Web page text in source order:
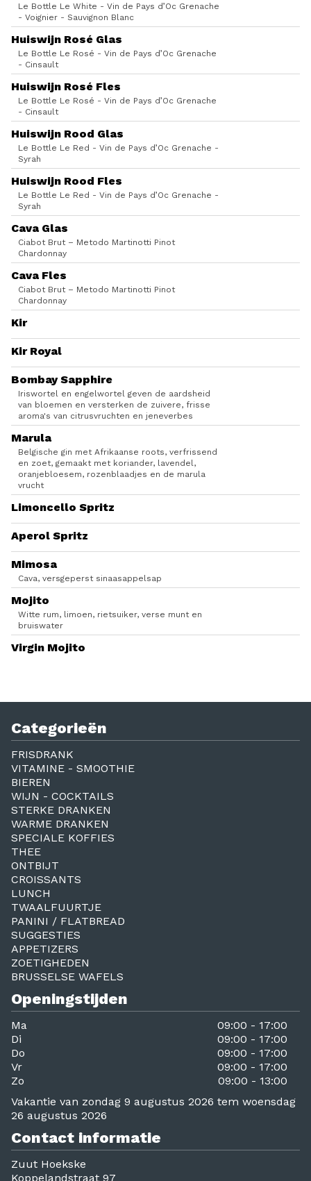
Le Bottle Le White - Vin de Pays d’Oc Grenache
- Voignier - Sauvignon Blanc
Huiswijn Rosé Glas
Le Bottle Le Rosé - Vin de Pays d’Oc Grenache
- Cinsault
Huiswijn Rosé Fles
Le Bottle Le Rosé - Vin de Pays d’Oc Grenache
- Cinsault
Huiswijn Rood Glas
Le Bottle Le Red - Vin de Pays d’Oc Grenache -
Syrah
Huiswijn Rood Fles
Le Bottle Le Red - Vin de Pays d’Oc Grenache -
Syrah
Cava Glas
Ciabot Brut – Metodo Martinotti Pinot
Chardonnay
Cava Fles
Ciabot Brut – Metodo Martinotti Pinot
Chardonnay
Kir
Kir Royal
Bombay Sapphire
Iriswortel en engelwortel geven de aardsheid
van bloemen en versterken de zuivere, frisse
aroma's van citrusvruchten en jeneverbes
Marula
Belgische gin met Afrikaanse roots, verfrissend
en zoet, gemaakt met koriander, lavendel,
oranjebloesem, rozenblaadjes en de marula
vrucht
Limoncello Spritz
Aperol Spritz
Mimosa
Cava, versgeperst sinaasappelsap
Mojito
Witte rum, limoen, rietsuiker, verse munt en
bruiswater
Virgin Mojito
Categorieën
FRISDRANK
VITAMINE - SMOOTHIE
BIEREN
WIJN - COCKTAILS
STERKE DRANKEN
WARME DRANKEN
SPECIALE KOFFIES
THEE
ONTBIJT
CROISSANTS
LUNCH
TWAALFUURTJE
PANINI / FLATBREAD
SUGGESTIES
APPETIZERS
ZOETIGHEDEN
BRUSSELSE WAFELS
Openingstijden
Ma
09:00 - 17:00
Di
09:00 - 17:00
Do
09:00 - 17:00
Vr
09:00 - 17:00
Zo
09:00 - 13:00
Vakantie van zondag 9 augustus 2026 tem woensdag
26 augustus 2026
Contact informatie
Zuut Hoekske
Koppelandstraat 97